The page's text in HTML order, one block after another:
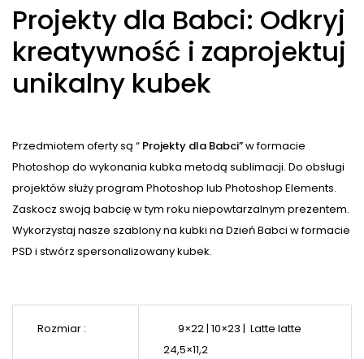
Projekty dla Babci: Odkryj
kreatywność i zaprojektuj
unikalny kubek
Przedmiotem oferty są “ Projekty dla Babci”w formacie
Photoshop do wykonania kubka metodą sublimacji. Do obsługi
projektów służy program Photoshop lub Photoshop Elements.
Zaskocz swoją babcię w tym roku niepowtarzalnym prezentem.
Wykorzystaj nasze szablony na kubki na Dzień Babci w formacie
PSD i stwórz spersonalizowany kubek.
Rozmiar :
9×22 | 10×23 | Latte latte
24,5×11,2